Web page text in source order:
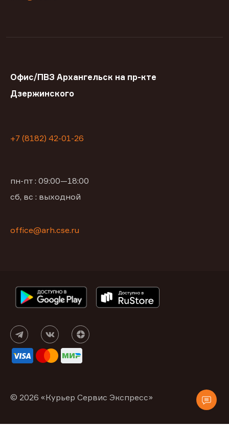
Офис/ПВЗ Архангельск на пр-кте
Дзержинского
+7 (8182) 42-01-26
пн-пт : 09:00—18:00
сб, вс : выходной
office@arh.cse.ru
© 2026 «Курьер Сервис Экспресс»